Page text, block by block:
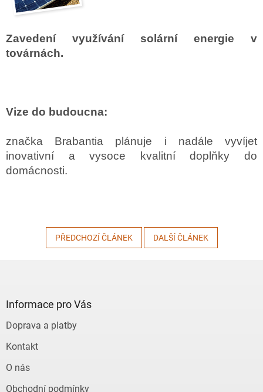
Zavedení využívání solární energie v
továrnách.
Vize do budoucna:
značka Brabantia plánuje i nadále vyvíjet
inovativní a vysoce kvalitní doplňky do
domácnosti.
PŘEDCHOZÍ ČLÁNEK DALŠÍ ČLÁNEK
Informace pro Vás
Doprava a platby
Kontakt
O nás
Obchodní podmínky